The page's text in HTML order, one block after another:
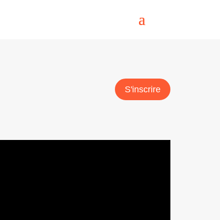
S'inscrire